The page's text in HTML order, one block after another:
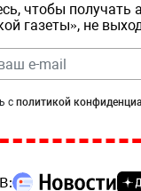
чтобы получать
газеты», не
с политикой